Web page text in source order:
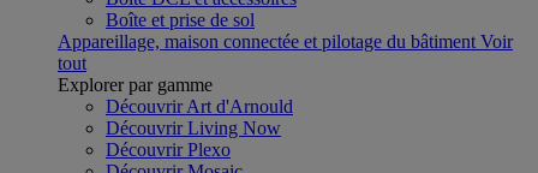
Boîte et prise de sol
Appareillage, maison connectée et pilotage du bâtiment Voir
tout
Explorer par gamme
Découvrir Art d'Arnould
Découvrir Living Now
Découvrir Plexo